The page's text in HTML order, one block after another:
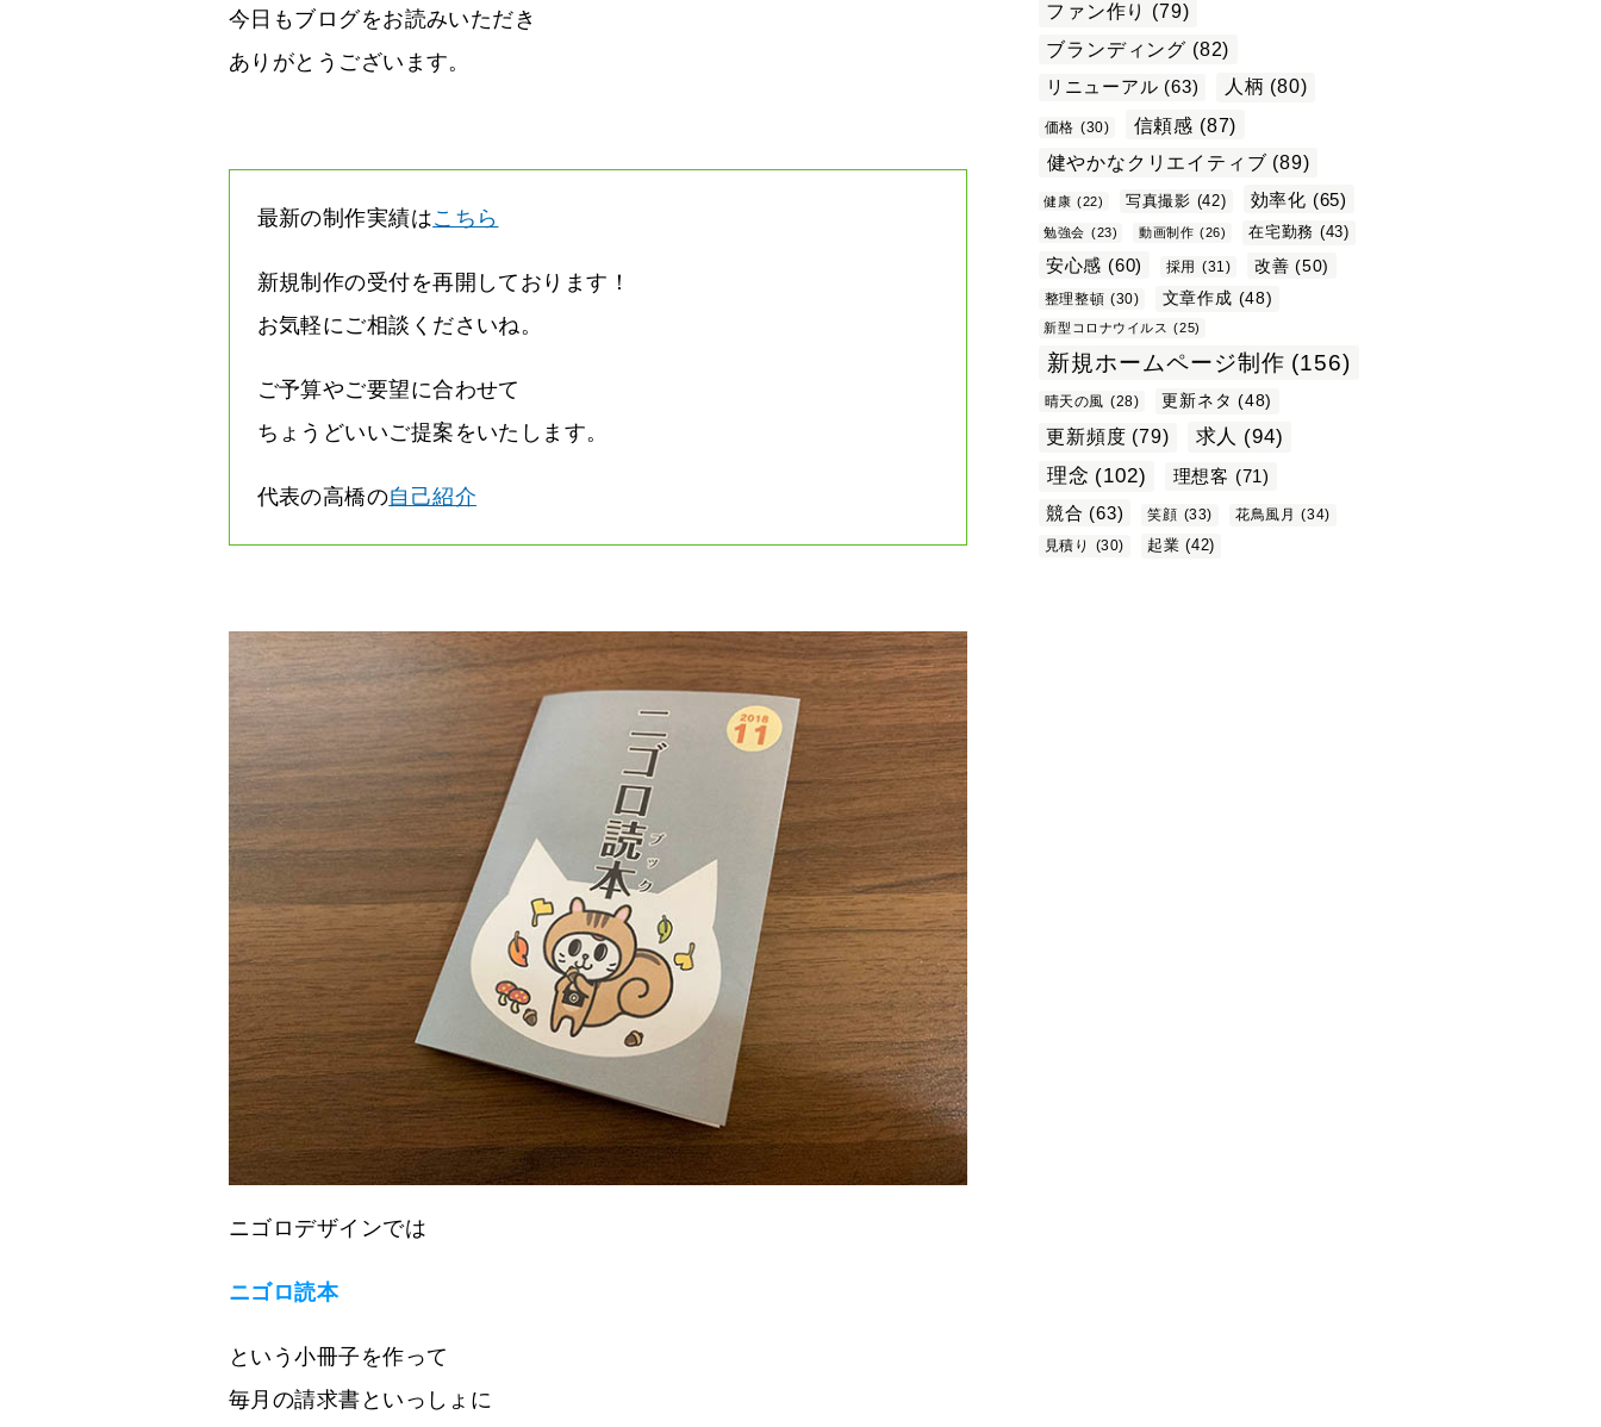
今日もブログをお読みいただき
ありがとうございます。
最新の制作実績はこちら
新規制作の受付を再開しております！
お気軽にご相談くださいね。
ご予算やご要望に合わせて
ちょうどいいご提案をいたします。
代表の高橋の自己紹介
ニゴロデザインでは
ニゴロ読本
という小冊子を作って
毎月の請求書といっしょに
ファン作り
(79)
ブランディング (82)
リニューアル (63) 人柄 (80)
価格 (30) 信頼感 (87)
健やかなクリエイティブ (89)
健康 (22) 写真撮影 (42) 効率化 (65)
勉強会 (23) 動画制作 (26) 在宅勤務 (43)
安心感 (60) 採用 (31) 改善 (50)
整理整頓 (30) 文章作成 (48)
新型コロナウイルス (25)
新規ホームページ制作 (156)
晴天の風 (28) 更新ネタ (48)
更新頻度 (79) 求人 (94)
理念 (102) 理想客 (71)
競合 (63) 笑顔 (33) 花鳥風月 (34)
見積り
(30) 起業 (42)